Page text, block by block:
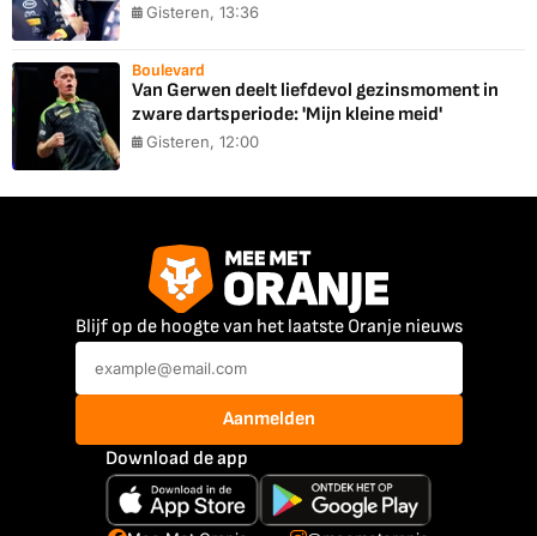
Gisteren, 13:36
Boulevard
Van Gerwen deelt liefdevol gezinsmoment in
zware dartsperiode: 'Mijn kleine meid'
Gisteren, 12:00
Blijf op de hoogte van het laatste Oranje nieuws
Aanmelden
Download de app